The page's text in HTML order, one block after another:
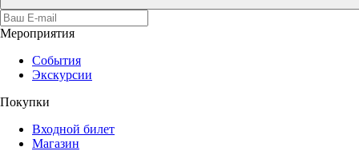
Мероприятия
События
Экскурсии
Покупки
Входной билет
Магазин